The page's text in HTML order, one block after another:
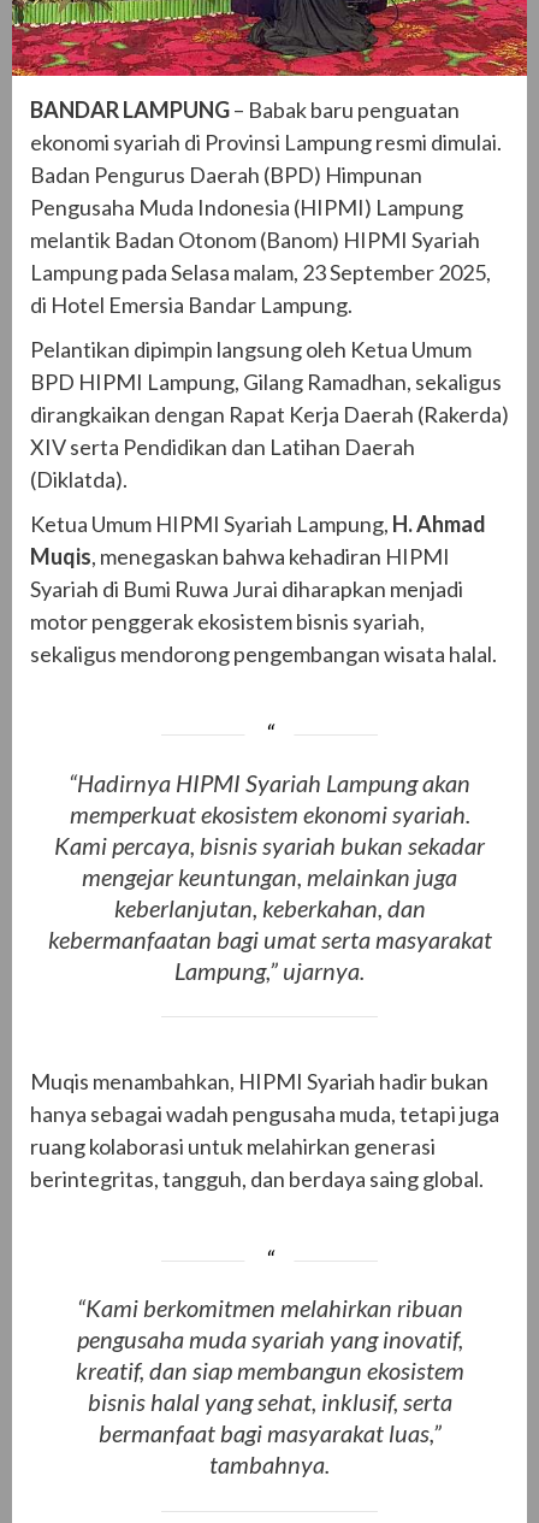
BANDAR LAMPUNG– Babak baru penguatan
ekonomi syariah di Provinsi Lampung resmi dimulai.
Badan Pengurus Daerah (BPD) Himpunan
Pengusaha Muda Indonesia (HIPMI) Lampung
melantik Badan Otonom (Banom) HIPMI Syariah
Lampung pada Selasa malam, 23 September 2025,
di Hotel Emersia Bandar Lampung.
Pelantikan dipimpin langsung oleh Ketua Umum
BPD HIPMI Lampung, Gilang Ramadhan, sekaligus
dirangkaikan dengan Rapat Kerja Daerah (Rakerda)
XIV serta Pendidikan dan Latihan Daerah
(Diklatda).
Ketua Umum HIPMI Syariah Lampung, H. Ahmad
Muqis, menegaskan bahwa kehadiran HIPMI
Syariah di Bumi Ruwa Jurai diharapkan menjadi
motor penggerak ekosistem bisnis syariah,
sekaligus mendorong pengembangan wisata halal.
“Hadirnya HIPMI Syariah Lampung akan
memperkuat ekosistem ekonomi syariah.
Kami percaya, bisnis syariah bukan sekadar
mengejar keuntungan, melainkan juga
keberlanjutan, keberkahan, dan
kebermanfaatan bagi umat serta masyarakat
Lampung,” ujarnya.
Muqis menambahkan, HIPMI Syariah hadir bukan
hanya sebagai wadah pengusaha muda, tetapi juga
ruang kolaborasi untuk melahirkan generasi
berintegritas, tangguh, dan berdaya saing global.
“Kami berkomitmen melahirkan ribuan
pengusaha muda syariah yang inovatif,
kreatif, dan siap membangun ekosistem
bisnis halal yang sehat, inklusif, serta
bermanfaat bagi masyarakat luas,”
tambahnya.